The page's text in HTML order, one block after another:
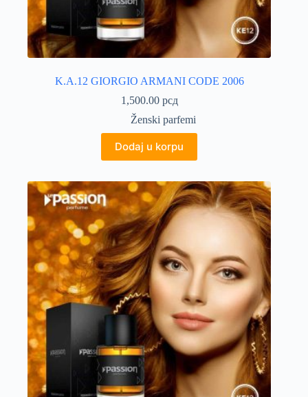
K.A.12 GIORGIO ARMANI CODE 2006
1,500.00 рсд
Ženski parfemi
Dodaj u korpu